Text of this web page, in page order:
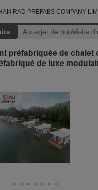
RAD PREFABS COMPANY
Au sujet de nousVisite
préfabriquée de chalet
de luxe